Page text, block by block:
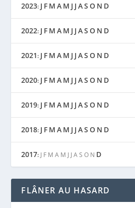
2023: J F M A M J J AS O N D
2022: J F M A M J J AS O N D
2021: J F M A M J J AS O N D
2020: J F M A M J J AS O N D
2019: J F M A M J J AS O N D
2018: J F M A M J J AS O N D
2017: J F M A M J J A S O N D
FLÂNER AU HASARD